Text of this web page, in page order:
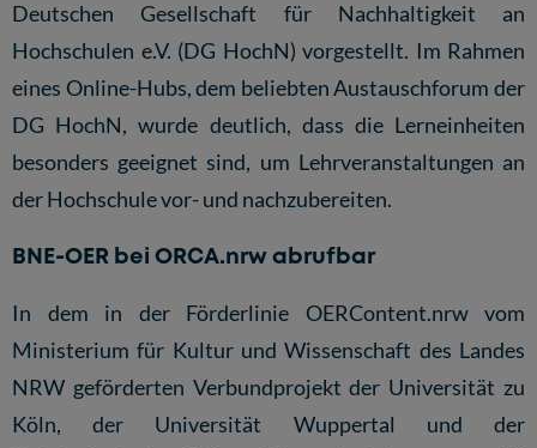
Deutschen Gesellschaft für Nachhaltigkeit an
Hochschulen e.V. (DG HochN) vorgestellt. Im Rahmen
eines Online-Hubs, dem beliebten Austauschforum der
DG HochN, wurde deutlich, dass die Lerneinheiten
besonders geeignet sind, um Lehrveranstaltungen an
der Hochschule vor- und nachzubereiten.
BNE-OER bei ORCA.nrw abrufbar
In dem in der Förderlinie OERContent.nrwvom
Ministerium für Kultur und Wissenschaft des Landes
NRW geförderten Verbundprojekt der Universität zu
Köln, der Universität Wuppertal und der